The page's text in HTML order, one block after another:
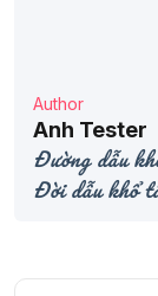
Author
Anh Tester
Đường dẫu
Đời dẫu khổ